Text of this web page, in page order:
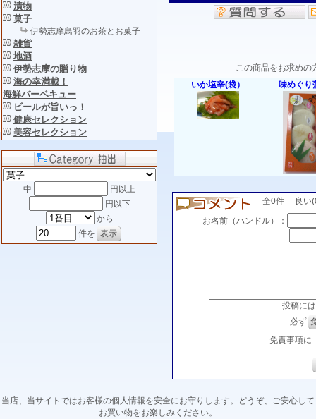
漬物
菓子
伊勢志摩鳥羽のお茶とお菓子
雑貨
地酒
伊勢志摩の贈り物
海の幸満載！
海鮮バーベキュー
ビールが旨いっ！
健康セレクション
美容セレクション
中
円以上
円以下
から
件を
この商品をお求め
いか塩辛(袋）
味めぐり
全0件 良い
お名前（ハンドル）：
投稿に
必ず
免責事項に
当店、当サイトではお客様の個人情報を安全にお守りします。どうぞ、ご安心して
お買い物をお楽しみください。